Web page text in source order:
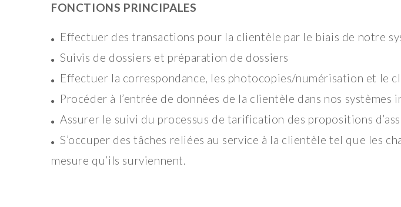
FONCTIONS PRINCIPALES
Effectuer des transactions pour la clientèle par le biais de notre
Suivis de dossiers et préparation de dossiers
Effectuer la correspondance, les photocopies/numérisation et le
Procéder à l’entrée de données de la clientèle dans nos systèmes
Assurer le suivi du processus de tarification des propositions
S’occuper des tâches reliées au service à la clientèle tel que les
mesure qu’ils surviennent.